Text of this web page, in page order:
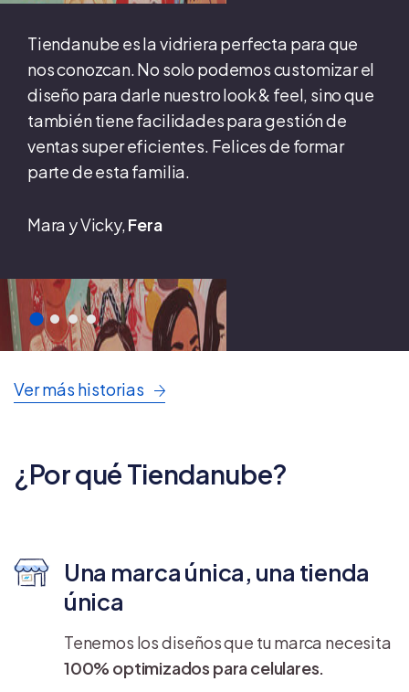
Tiendanube es la vidriera perfecta para que
nos conozcan. No solo podemos customizar el
diseño para darle nuestro look & feel, sino que
también tiene facilidades para gestión de
ventas super eficientes. Felices de formar
parte de esta familia.
Mara y Vicky,Fera
Ver más historias
¿Por qué Tiendanube?
Una marca única, una tienda
única
Tenemos los diseños que tu marca necesita
100% optimizados para celulares.